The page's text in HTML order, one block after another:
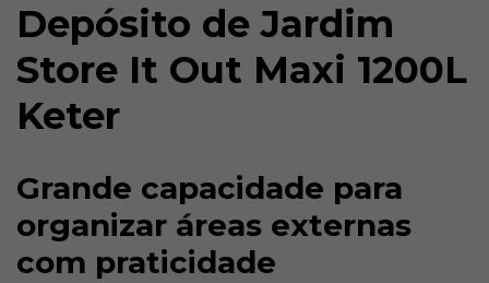
Depósito de Jardim
Store It Out Maxi 1200L
Keter
Grande capacidade para
organizar áreas externas
com praticidade